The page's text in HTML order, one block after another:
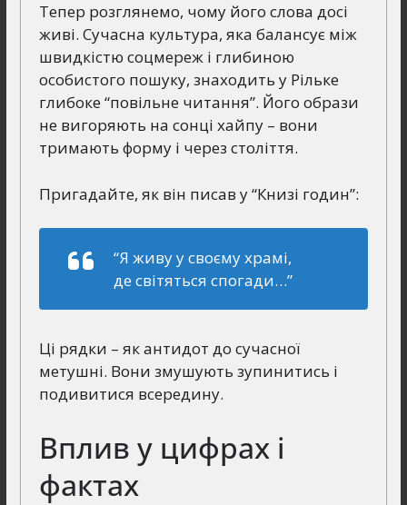
Тепер розглянемо, чому його слова досі
живі. Сучасна культура, яка балансує між
швидкістю соцмереж і глибиною
особистого пошуку, знаходить у Рільке
глибоке “повільне читання”. Його образи
не вигоряють на сонці хайпу – вони
тримають форму і через століття.
Пригадайте, як він писав у “Книзі годин”:
“Я живу у своєму храмі,
де світяться спогади…”
Ці рядки – як антидот до сучасної
метушні. Вони змушують зупинитись і
подивитися всередину.
Вплив у цифрах і
фактах